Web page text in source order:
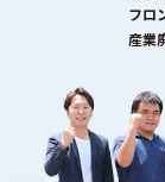
フロ
産業